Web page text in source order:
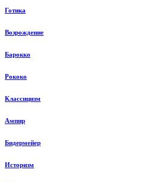
Готика
Возрождение
Барокко
Рококо
Классицизм
Ампир
Бидермейер
Историзм